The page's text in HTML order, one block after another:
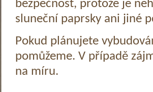
bezpečnost, protože je
sluneční paprsky ani jiné
Pokud plánujete
pomůžeme. V případě
na míru.